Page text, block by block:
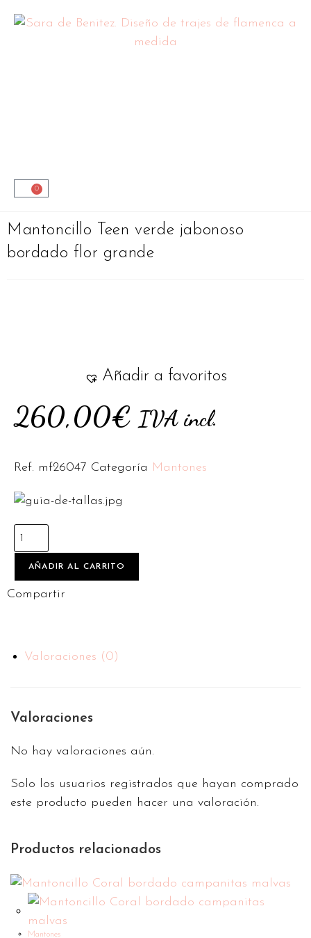
0
Mantoncillo Teen verde jabonoso
bordado flor grande
260,00€ IVA incl.
Ref. mf26047 Categoría Mantones
AÑADIR AL CARRITO
Añadir a favoritos
Compartir
Valoraciones (0)
Valoraciones
No hay valoraciones aún.
Solo los usuarios registrados que hayan comprado
este producto pueden hacer una valoración.
Productos relacionados
Mantones